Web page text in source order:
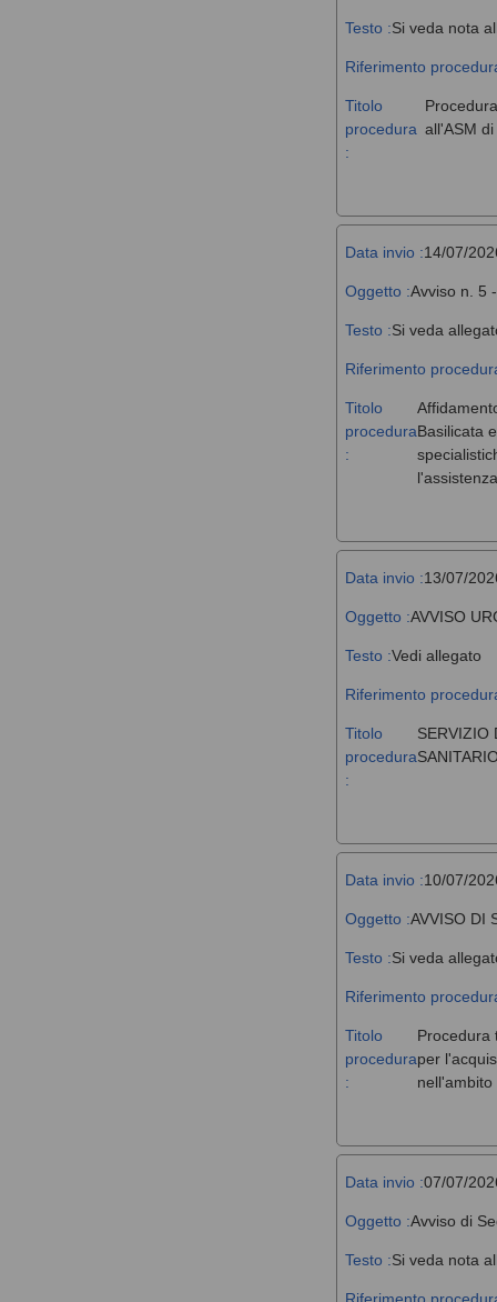
Testo :Si veda nota
Riferimento
Titolo
procedura
:
all'ASM
Data invio :14/07/
Oggetto :Avviso n. 5
Testo :Si veda
Riferimento
Titolo
procedura
:
Basilicata
Data invio :13/07/
Oggetto :AVVISO
Testo :Vedi allegato
Riferimento
Titolo
procedura
:
SERVIZIO
Data invio :10/07/
Oggetto :AVVISO DI
Testo :Si veda
Riferimento
Titolo
procedura
:
Procedura
per
Data invio :07/07/
Oggetto :Avviso di
Testo :Si veda nota